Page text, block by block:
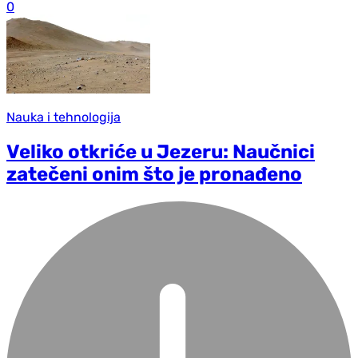
0
Nauka i tehnologija
Veliko otkriće u Jezeru: Naučnici
zatečeni onim što je pronađeno